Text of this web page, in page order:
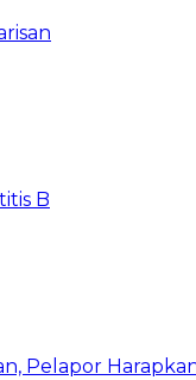
B
Pelapor